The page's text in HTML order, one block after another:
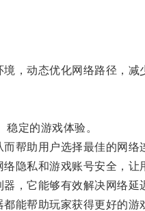
动态优化网络路径，减
定的游戏体验。
助用户选择最佳的网络
私和游戏账号安全，让
它能够有效解决网络延
帮助玩家获得更好的游